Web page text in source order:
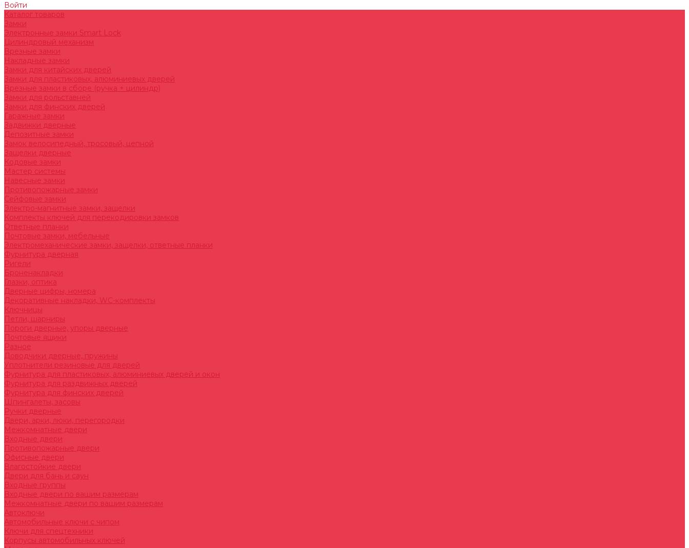
Войти
Каталог товаров
Замки
Электронные замки Smart Lock
Цилиндровый механизм
Врезные замки
Накладные замки
Замки для китайских дверей
Замки для пластиковых, алюминиевых дверей
Врезные замки в сборе (ручка + цилиндр)
Замки для рольставней
Замки для финских дверей
Гаражные замки
Задвижки дверные
Депозитные замки
Замок велосипедный, тросовый, цепной
Защелки дверные
Кодовые замки
Мастер системы
Навесные замки
Противопожарные замки
Сейфовые замки
Электро-магнитные замки, защелки
Комплекты ключей для перекодировки замков
Ответные планки
Почтовые замки, мебельные
Электромеханические замки, защелки, ответные планки
Фурнитура дверная
Ригели
Броненакладки
Глазки, оптика
Дверные цифры, номера
Декоративные накладки, WC-комплекты
Ключницы
Петли, шарниры
Пороги дверные, упоры дверные
Почтовые ящики
Разное
Доводчики дверные, пружины
Уплотнители резиновые для дверей
Фурнитура для пластиковых, алюминиевых дверей и окон
Фурнитура для раздвижных дверей
Фурнитура для финских дверей
Шпингалеты, засовы
Ручки дверные
Двери, арки, люки, перегородки
Межкомнатные двери
Входные двери
Противопожарные двери
Офисные двери
Влагостойкие двери
Двери для бань и саун
Входные группы
Входные двери по вашим размерам
Межкомнатные двери по вашим размерам
Автоключи
Автомобильные ключи с чипом
Ключи для спецтехники
Корпусы автомобильных ключей